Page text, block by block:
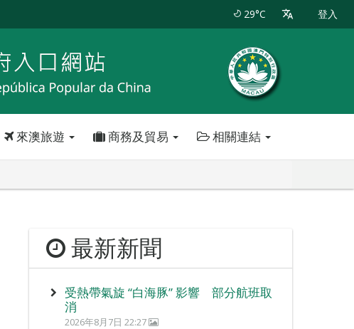
29°C 登入
來澳旅遊 商務及貿易 相關連結
最新新聞
受熱帶氣旋 “白海豚” 影響 部分航班取
消
2026年8月7日 22:27